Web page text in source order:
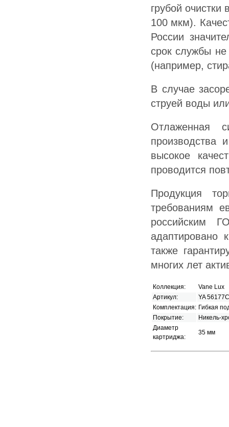
грубой
100 мкм).
России
срок службы
(например,
В случае
струей воды
Отлаженная
производства
высокое
проводится
Продукция
требованиям
российским
адаптировано
также
многих лет
Коллекция:
Vane Lux
Артикул:
YA 56177C
Комплектация: Гибкая
Покрытие:
Никель-
Диаметр
картриджа:
35 мм